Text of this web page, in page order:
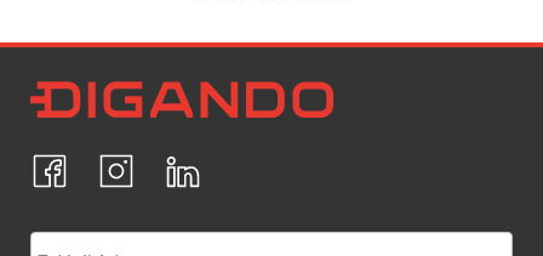
FacebookInstagram
Ich bestätige, dass ich die
Datenschutzrichtlinien
personenbezogenen Daten einverstanden.